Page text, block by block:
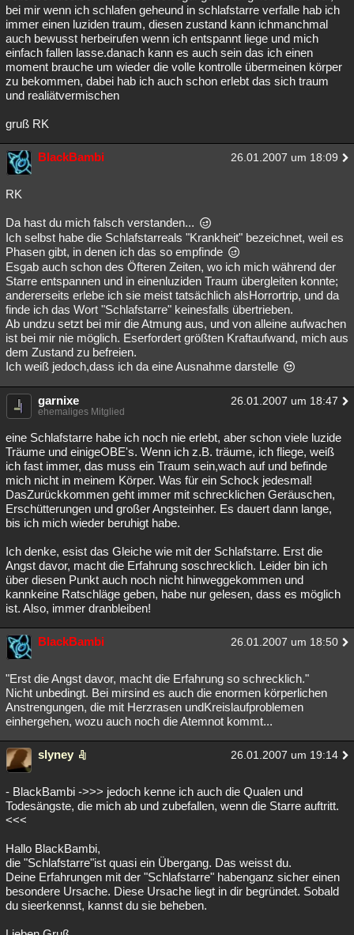
bei mir wenn ich schlafen geheund in schlafstarre verfalle hab ich
immer einen luziden traum, diesen zustand kann ichmanchmal
auch bewusst herbeirufen wenn ich entspannt liege und mich
einfach fallen lasse.danach kann es auch sein das ich einen
moment brauche um wieder die volle kontrolle übermeinen körper
zu bekommen, dabei hab ich auch schon erlebt das sich traum
und realiätvermischen
gruß RK
BlackBambi 26.01.2007 um 18:09
RK
Da hast du mich falsch verstanden...
Ich selbst habe die Schlafstarreals "Krankheit" bezeichnet, weil es
Phasen gibt, in denen ich das so empfinde
Esgab auch schon des Öfteren Zeiten, wo ich mich während der
Starre entspannen und in einenluziden Traum übergleiten konnte;
andererseits erlebe ich sie meist tatsächlich alsHorrortrip, und da
finde ich das Wort "Schlafstarre" keinesfalls übertrieben.
Ab undzu setzt bei mir die Atmung aus, und von alleine aufwachen
ist bei mir nie möglich. Eserfordert größten Kraftaufwand, mich aus
dem Zustand zu befreien.
Ich weiß jedoch,dass ich da eine Ausnahme darstelle
garnixe 26.01.2007 um 18:47
ehemaliges Mitglied
eine Schlafstarre habe ich noch nie erlebt, aber schon viele luzide
Träume und einigeOBE's. Wenn ich z.B. träume, ich fliege, weiß
ich fast immer, das muss ein Traum sein,wach auf und befinde
mich nicht in meinem Körper. Was für ein Schock jedesmal!
DasZurückkommen geht immer mit schrecklichen Geräuschen,
Erschütterungen und großer Angsteinher. Es dauert dann lange,
bis ich mich wieder beruhigt habe.
Ich denke, esist das Gleiche wie mit der Schlafstarre. Erst die
Angst davor, macht die Erfahrung soschrecklich. Leider bin ich
über diesen Punkt auch noch nicht hinweggekommen und
kannkeine Ratschläge geben, habe nur gelesen, dass es möglich
ist. Also, immer dranbleiben!
BlackBambi 26.01.2007 um 18:50
"Erst die Angst davor, macht die Erfahrung so schrecklich."
Nicht unbedingt. Bei mirsind es auch die enormen körperlichen
Anstrengungen, die mit Herzrasen undKreislaufproblemen
einhergehen, wozu auch noch die Atemnot kommt...
slyney 26.01.2007 um 19:14
- BlackBambi ->>> jedoch kenne ich auch die Qualen und
Todesängste, die mich ab und zubefallen, wenn die Starre auftritt.
<<<
Hallo BlackBambi,
die "Schlafstarre"ist quasi ein Übergang. Das weisst du.
Deine Erfahrungen mit der "Schlafstarre" habenganz sicher einen
besondere Ursache. Diese Ursache liegt in dir begründet. Sobald
du sieerkennst, kannst du sie beheben.